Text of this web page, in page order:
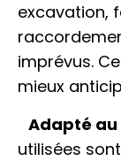
excavation,
imprévus.
mieux
Adapté
utilisées